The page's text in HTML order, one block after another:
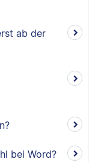
ab der
bei Word?